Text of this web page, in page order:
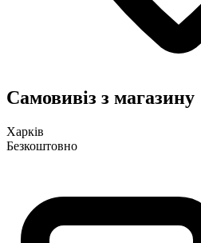
Самовивіз з магазину
Харків
Безкоштовно